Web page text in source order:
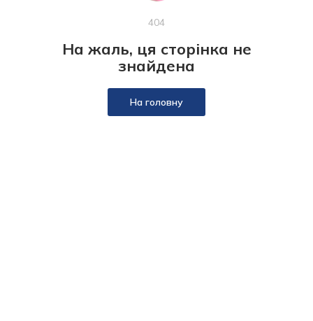
404
На жаль, ця сторінка не
знайдена
На головну